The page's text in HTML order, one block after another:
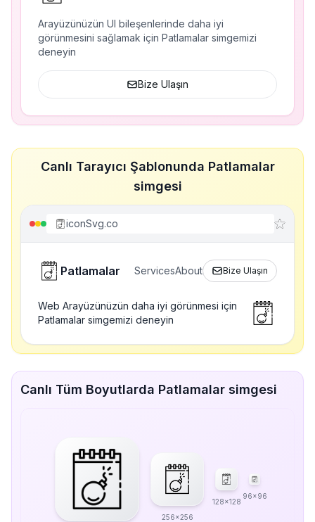
Arayüzünüzün UI bileşenlerinde daha iyi
görünmesini sağlamak için Patlamalar simgemizi
deneyin
Bize Ulaşın
Canlı Tarayıcı Şablonunda Patlamalar
simgesi
iconSvg.co
Patlamalar ServicesAbout Bize Ulaşın
Web Arayüzünüzün daha iyi görünmesi için
Patlamalar simgemizi deneyin
Canlı Tüm Boyutlarda Patlamalar simgesi
256x256
128x128
96x96